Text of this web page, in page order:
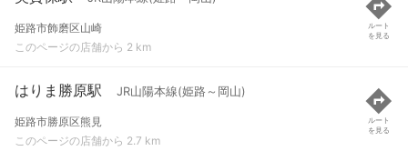
姫路市飾磨区山崎
このページの店舗から 2 km
ルート
を見る
はりま勝原駅 JR山陽本線(姫路～岡山)
姫路市勝原区熊見
このページの店舗から 2.7 km
ルート
を見る